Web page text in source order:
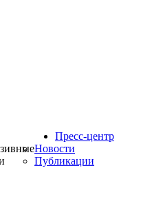
Пресс-центр
Новости
Публикации